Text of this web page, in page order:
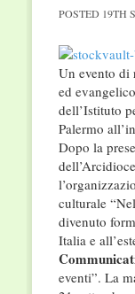
POSTED 19TH
Un evento di
ed
dell’Istituto
Palermo
Dopo la
culturale
divenuto
Italia e
eventi”. La